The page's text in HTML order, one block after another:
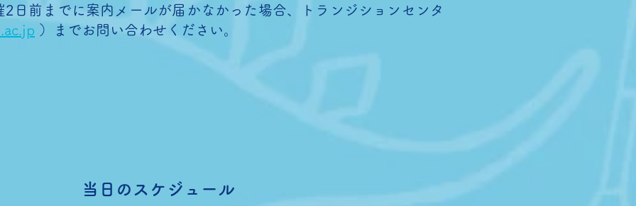
日前までに案内メールが届かなかった場合、トランジションセンタ
）までお問い合わせください。
当日のスケジュール